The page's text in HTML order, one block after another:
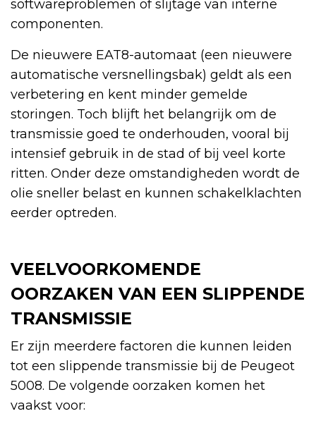
softwareproblemen of slijtage van interne
componenten.
De nieuwere EAT8-automaat (een nieuwere
automatische versnellingsbak) geldt als een
verbetering en kent minder gemelde
storingen. Toch blijft het belangrijk om de
transmissie goed te onderhouden, vooral bij
intensief gebruik in de stad of bij veel korte
ritten. Onder deze omstandigheden wordt de
olie sneller belast en kunnen schakelklachten
eerder optreden.
VEELVOORKOMENDE
OORZAKEN VAN EEN SLIPPENDE
TRANSMISSIE
Er zijn meerdere factoren die kunnen leiden
tot een slippende transmissie bij de Peugeot
5008. De volgende oorzaken komen het
vaakst voor: